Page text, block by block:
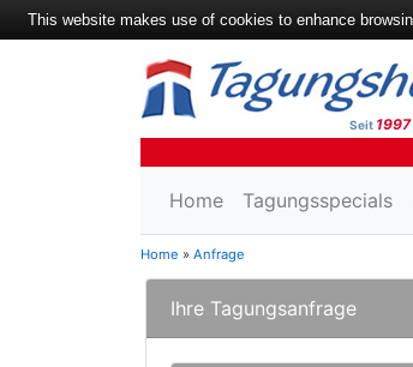
Seit 1997
Home Tagungsspecials
Home » Anfrage
Ihre Tagungsanfrage
This website makes use of cookies to enhance